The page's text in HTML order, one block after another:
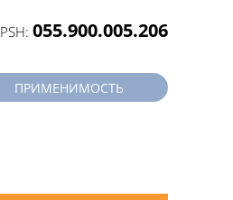
PSH: 055.900.005.206
ПРИМЕНИМОСТЬ